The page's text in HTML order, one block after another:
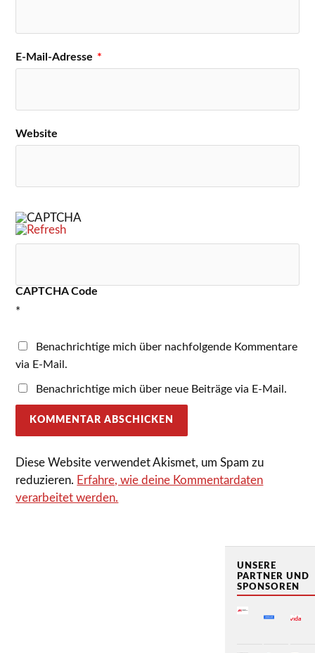
E-Mail-Adresse *
Website
CAPTCHA Code
*
Benachrichtige mich über nachfolgende Kommentare
via E-Mail.
Benachrichtige mich über neue Beiträge via E-Mail.
Diese Website verwendet Akismet, um Spam zu
reduzieren. Erfahre, wie deine Kommentardaten
verarbeitet werden.
UNSERE
PARTNER UND
SPONSOREN